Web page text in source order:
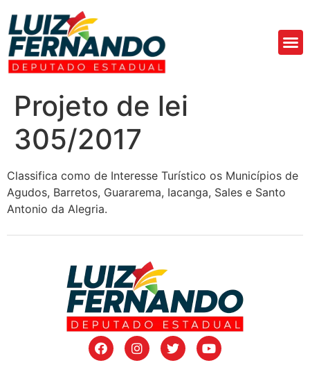
Projeto de lei
305/2017
Classifica como de Interesse Turístico os Municípios de
Agudos, Barretos, Guararema, Iacanga, Sales e Santo
Antonio da Alegria.